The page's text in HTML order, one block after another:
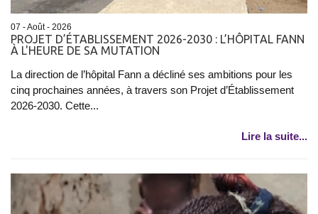
07 - Août - 2026
PROJET D’ÉTABLISSEMENT 2026-2030 : L’HÔPITAL FANN
À L'HEURE DE SA MUTATION
La direction de l’hôpital Fann a décliné ses ambitions pour les
cinq prochaines années, à travers son Projet d’Établissement
2026-2030. Cette...
Lire la suite...